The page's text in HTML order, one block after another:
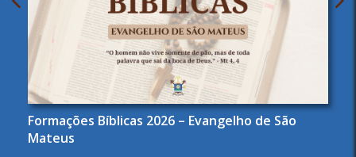
Formações Bíblicas 2026 – Evangelho de São
Mateus